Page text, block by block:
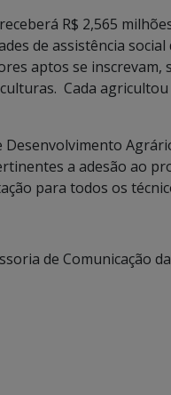
R$ 2,565
de assistência
aptos se
Cada
Desenvolvimento
a adesão ao
para todos os
de Comunicação